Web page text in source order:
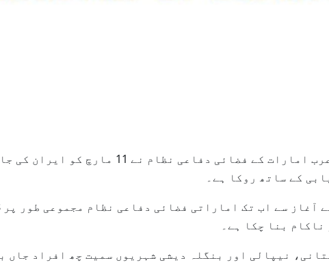
ابوظہبی، 12 مارچ، 2026 (وام) --متحدہ عرب
نیپالی اور بنگلہ دیشی شہریوں سمیت چھ افراد جاں